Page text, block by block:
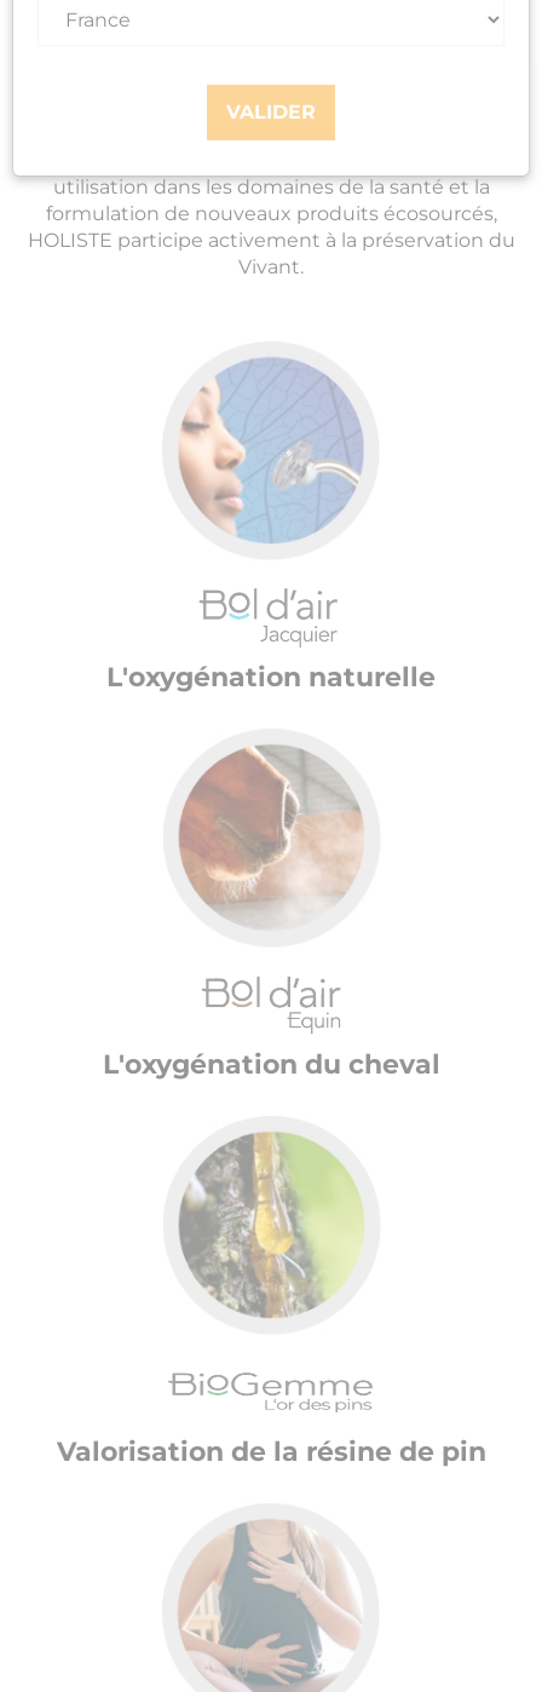
À propos de Holiste
Depuis plus de 30 ans, HOLISTE est naturellement
engagé pour œuvrer à la santé globale du Vivant :
utilisation dans les domaines de la santé et la
formulation de nouveaux produits écosourcés,
HOLISTE participe activement à la préservation du
Vivant.
L'oxygénation naturelle
L'oxygénation du cheval
Valorisation de la résine de pin
VALIDER